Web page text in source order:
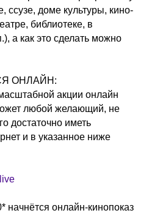
ссузе, доме культуры, кино-
библиотеке, в
а как это сделать можно
ОНЛАЙН:
акции онлайн
любой желающий, не
достаточно иметь
и в указанное ниже
начнётся онлайн-кинопоказ